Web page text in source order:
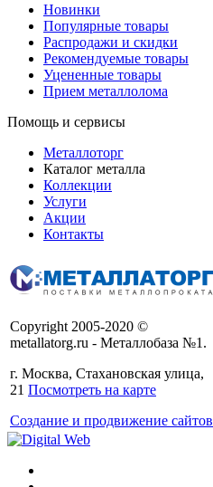
Новинки
Популярные товары
Распродажи и скидки
Рекомендуемые товары
Уцененные товары
Прием металлолома
Помощь и сервисы
Металлоторг
Каталог металла
Коллекции
Услуги
Акции
Контакты
Copyright 2005-2020 ©
metallatorg.ru - Металлобаза №1.
г. Москва, Стахановская улица,
21 Посмотреть на карте
Создание и продвижение сайтов